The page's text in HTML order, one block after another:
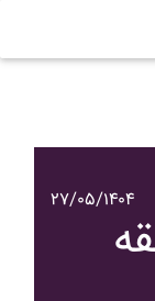
۲۷/۰۵/۱۴۰۴